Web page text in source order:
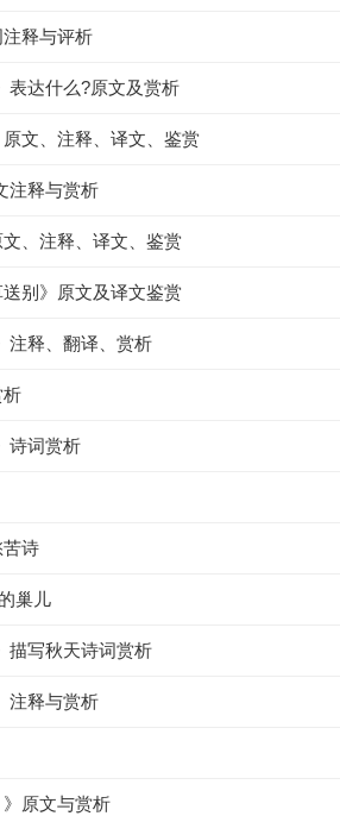
释与评析
表达什么?原文及赏析
文、注释、译文、鉴赏
注释与赏析
、注释、译文、鉴赏
别》原文及译文鉴赏
注释、翻译、赏析
析
诗词赏析
诗
巢儿
描写秋天诗词赏析
注释与赏析
》原文与赏析